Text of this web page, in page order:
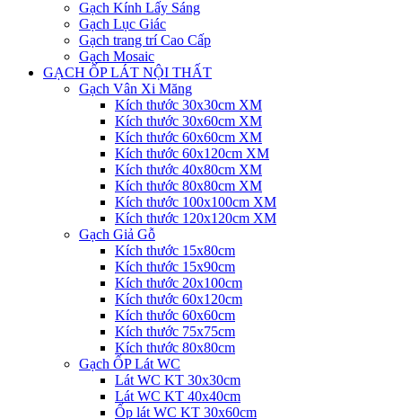
Gạch Kính Lấy Sáng
Gạch Lục Giác
Gạch trang trí Cao Cấp
Gạch Mosaic
GẠCH ỐP LÁT NỘI THẤT
Gạch Vân Xi Măng
Kích thước 30x30cm XM
Kích thước 30x60cm XM
Kích thước 60x60cm XM
Kích thước 60x120cm XM
Kích thước 40x80cm XM
Kích thước 80x80cm XM
Kích thước 100x100cm XM
Kích thước 120x120cm XM
Gạch Giả Gỗ
Kích thước 15x80cm
Kích thước 15x90cm
Kích thước 20x100cm
Kích thước 60x120cm
Kích thước 60x60cm
Kích thước 75x75cm
Kích thước 80x80cm
Gạch ỐP Lát WC
Lát WC KT 30x30cm
Lát WC KT 40x40cm
Ốp lát WC KT 30x60cm